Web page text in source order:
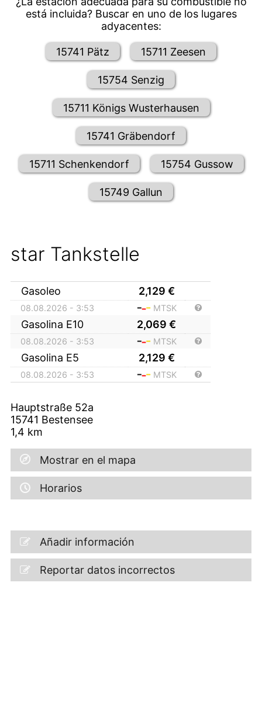
está incluida? Buscar en uno de los lugares
adyacentes:
15741 Pätz 15711 Zeesen
15754 Senzig
15711 Königs Wusterhausen
15741 Gräbendorf
15711 Schenkendorf 15754 Gussow
15749 Gallun
star Tankstelle
Gasoleo 2,129 €
08.08.2026 - 3:53 MTSK
Gasolina E10 2,069 €
08.08.2026 - 3:53 MTSK
Gasolina E5 2,129 €
08.08.2026 - 3:53 MTSK
Hauptstraße 52a
15741 Bestensee
1,4 km
Mostrar en el mapa
Horarios
Añadir información
Reportar datos incorrectos